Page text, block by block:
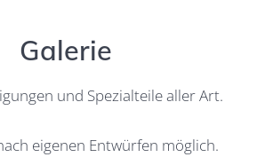
Galerie
und Spezialteile aller Art.
eigenen Entwürfen möglich.